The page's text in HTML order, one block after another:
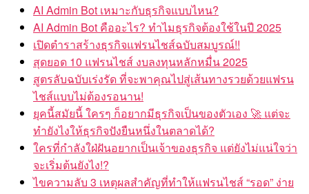
AI Admin Bot เหมาะกับธุรกิจแบบไหน?
AI Admin Bot คืออะไร? ทำไมธุรกิจต้องใช้ในปี 2025
เปิดตำราสร้างธุรกิจแฟรนไชส์ฉบับสมบูรณ์!!
สุดยอด 10 แฟรนไชส์ งบลงทุนหลักหมื่น 2025
สูตรลับฉบับเร่งรัด ที่จะพาคุณไปสู่เส้นทางรวยด้วยแฟรน
ไชส์แบบไม่ต้องรอนาน!
ยุคนี้สมัยนี้ ใครๆ ก็อยากมีธุรกิจเป็นของตัวเอง 🚀 แต่จะ
ทำยังไงให้ธุรกิจปังยืนหนึ่งในตลาดได้?
ใครที่กำลังใฝ่ฝันอยากเป็นเจ้าของธุรกิจ แต่ยังไม่แน่ใจว่า
จะเริ่มต้นยังไง!?
ไขความลับ 3 เหตุผลสำคัญที่ทำให้แฟรนไชส์ “รอด” ง่าย